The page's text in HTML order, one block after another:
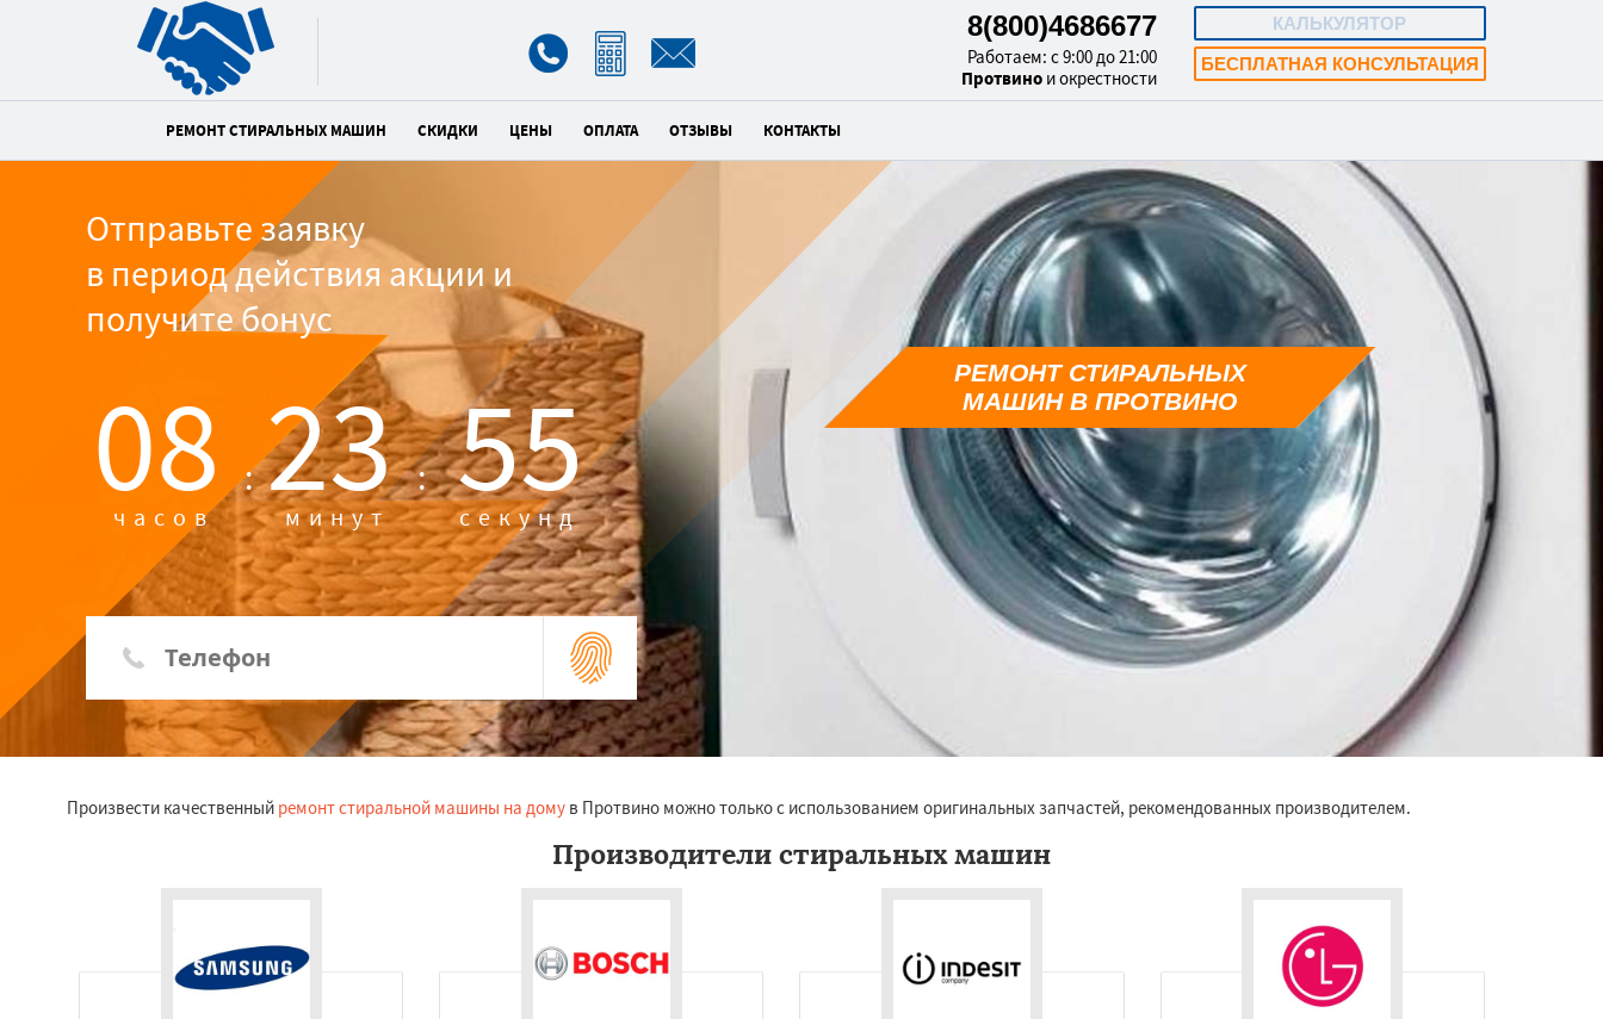
КАЛЬКУЛЯТОР
БЕСПЛАТНАЯ КОНСУЛЬТАЦИЯ
8(800)4686677
Работаем: с 9:00 до 21:00
Протвино и окрестности
РЕМОНТ СТИРАЛЬНЫХ МАШИН СКИДКИ ЦЕНЫ ОПЛАТА ОТЗЫВЫ КОНТАКТЫ
Отправьте заявку
в период действия акции и
получите бонус
08 :
часов 23 :
минут 53
секунд
РЕМОНТ СТИРАЛЬНЫХ
МАШИН В ПРОТВИНО
Произвести качественный ремонт стиральной машины на дому в Протвино можно только с использованием оригинальных запчастей, рекомендованных производителем.
Производители стиральных машин